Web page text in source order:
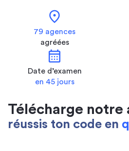
location_on
79 agences
agréées
calendar_month
Date d’examen
en 45 jours
Télécharge notre
réussis ton code en